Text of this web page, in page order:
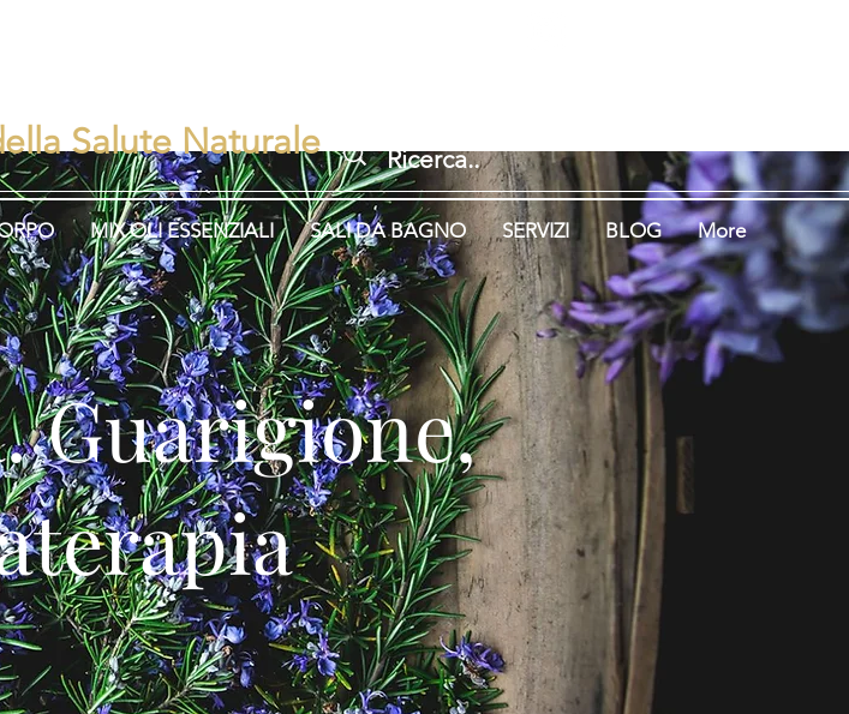
MIX OLI ESSENZIALI SALI DA BAGNO SERVIZI BLOG More
Salute Naturale
Guarigione,